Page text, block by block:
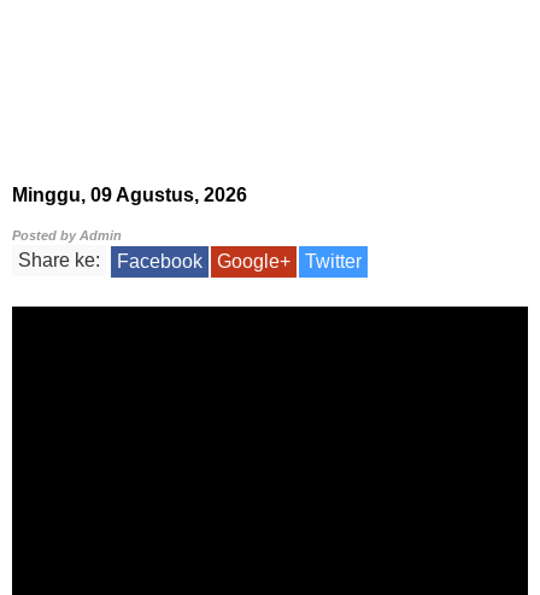
Minggu, 09 Agustus, 2026
Posted byAdmin
Share ke: Facebook Google+ Twitter